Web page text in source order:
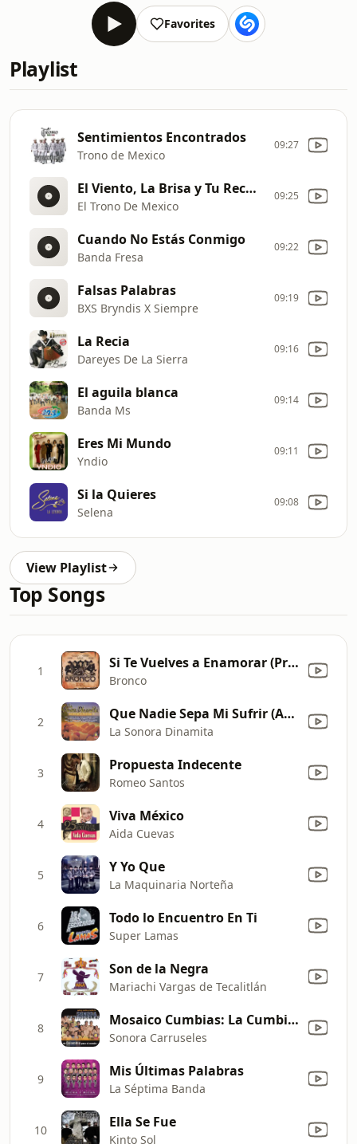
Favorites
Playlist
Sentimientos Encontrados
Trono de Mexico
09:27
El Viento, La Brisa y Tu Recuerdo
El Trono De Mexico
09:25
Cuando No Estás Conmigo
Banda Fresa
09:22
Falsas Palabras
BXS Bryndis X Siempre
09:19
La Recia
Dareyes De La Sierra
09:16
El aguila blanca
Banda Ms
09:14
Eres Mi Mundo
Yndio
09:11
Si la Quieres
Selena
09:08
View Playlist
Top Songs
1 Si Te Vuelves a Enamorar (Primera Fila) [En Vivo]
Bronco
2 Que Nadie Sepa Mi Sufrir (Amor de Mis Amores)
La Sonora Dinamita
3 Propuesta Indecente
Romeo Santos
4 Viva México
Aida Cuevas
5 Y Yo Que
La Maquinaria Norteña
6 Todo lo Encuentro En Ti
Super Lamas
7 Son de la Negra
Mariachi Vargas de Tecalitlán
8 Mosaico Cumbias: La Cumbiamba / Cumbia Cienaguera
Sonora Carruseles
9 Mis Últimas Palabras
La Séptima Banda
10 Ella Se Fue
Kinto Sol